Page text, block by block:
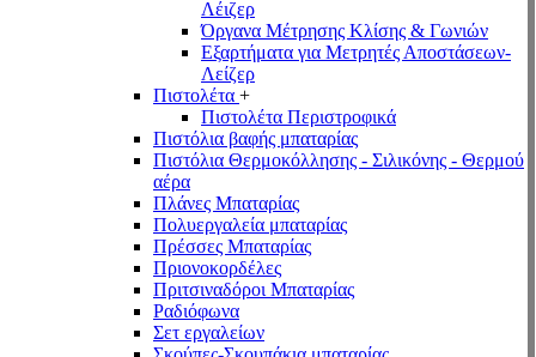
Λέιζερ
Όργανα Μέτρησης Κλίσης & Γωνιών
Εξαρτήματα για Μετρητές Αποστάσεων-
Λείζερ
Πιστολέτα +
Πιστολέτα Περιστροφικά
Πιστόλια βαφής μπαταρίας
Πιστόλια Θερμοκόλλησης - Σιλικόνης - Θερμού
αέρα
Πλάνες Μπαταρίας
Πολυεργαλεία μπαταρίας
Πρέσσες Μπαταρίας
Πριονοκορδέλες
Πριτσιναδόροι Μπαταρίας
Ραδιόφωνα
Σετ εργαλείων